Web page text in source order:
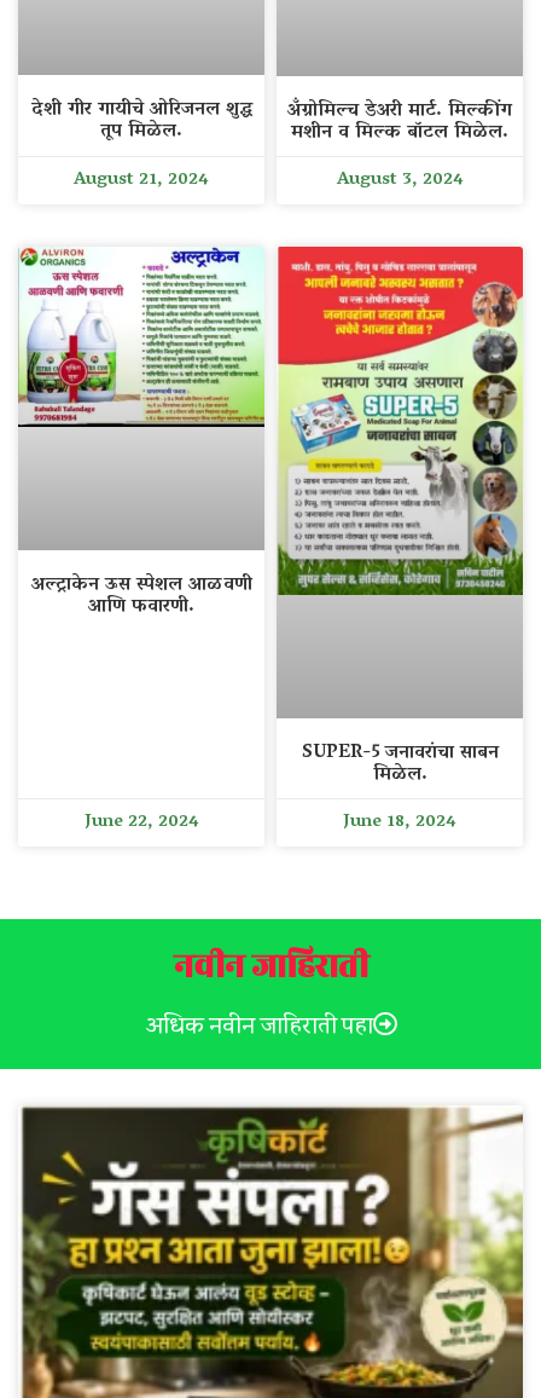
देशी गीर गायीचे ओरिजनल शुद्ध
तूप मिळेल.
August 21, 2024
अँग्रोमिल्च डेअरी मार्ट. मिल्कींग
मशीन व मिल्क बॉटल मिळेल.
August 3, 2024
अल्ट्राकेन ऊस स्पेशल आळवणी
आणि फवारणी.
June 22, 2024
SUPER-5 जनावरांचा साबन
मिळेल.
June 18, 2024
नवीन जाहिराती
अधिक नवीन जाहिराती पहा